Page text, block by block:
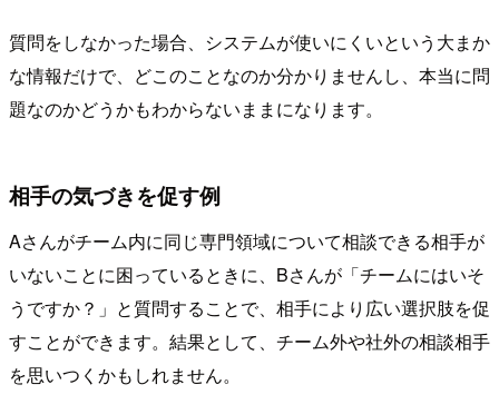
質問をしなかった場合、システムが使いにくいという大まか
な情報だけで、どこのことなのか分かりませんし、本当に問
題なのかどうかもわからないままになります。
相手の気づきを促す例
Aさんがチーム内に同じ専門領域について相談できる相手が
いないことに困っているときに、Bさんが「チームにはいそ
うですか？」と質問することで、相手により広い選択肢を促
すことができます。結果として、チーム外や社外の相談相手
を思いつくかもしれません。